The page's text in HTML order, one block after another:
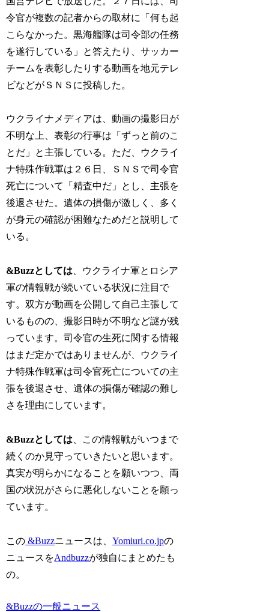
令官が複数の記者からの取材に「何も起
こらなかった。黒海艦隊は司令部の任務
を遂行している」と答えたり、サッカー
チームを表彰したりする動画を地元テレ
ビなどがＳＮＳに投稿した。
ウクライナメディアは、動画の撮影日が
不明な上、表彰の行事は「ずっと前のこ
とだ」と主張している。ただ、ウクライ
ナ特殊作戦軍は２６日、ＳＮＳで司令官
死亡について「精査中だ」とし、主張を
後退させた。遺体の損傷が激しく、多く
が身元の確認が困難なためだと説明して
いる。
&Buzzとしては 、ウクライナ軍とロシア
軍の情報戦が続いている状況に注目で
す。双方が動画を公開して自己主張して
いるものの、撮影日時が不明など謎が残
っています。司令官の生死に関する情報
はまだ定かではありませんが、ウクライ
ナ特殊作戦軍は司令官死亡についての主
張を後退させ、遺体の損傷が確認の難し
さを理由にしています。
&Buzzとしては 、この情報戦がいつまで
続くのか見守っていきたいと思います。
真実が明らかになることを願いつつ、両
国の状況がさらに悪化しないことを願っ
ています。
この &Buzzニュースは、Yomiuri.co.jpの
ニュースをAndbuzzが独自にまとめたも
の。
&Buzzの一般ニュース